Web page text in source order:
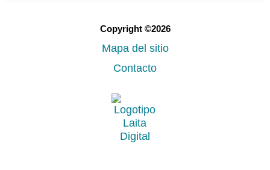
Copyright ©2026
Mapa del sitio
Contacto